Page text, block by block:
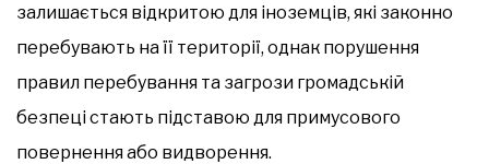
залишається відкритою для іноземців, які законно
перебувають на її території, однак порушення
правил перебування та загрози громадській
безпеці стають підставою для примусового
повернення або видворення.